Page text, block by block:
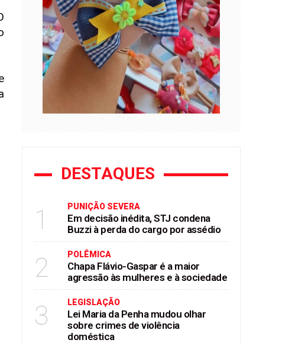
DESTAQUES
1 PUNIÇÃO SEVERA
Em decisão inédita, STJ condena
Buzzi à perda do cargo por assédio
2 POLÊMICA
Chapa Flávio-Gaspar é a maior
agressão às mulheres e à sociedade
3 LEGISLAÇÃO
Lei Maria da Penha mudou olhar
sobre crimes de violência
doméstica